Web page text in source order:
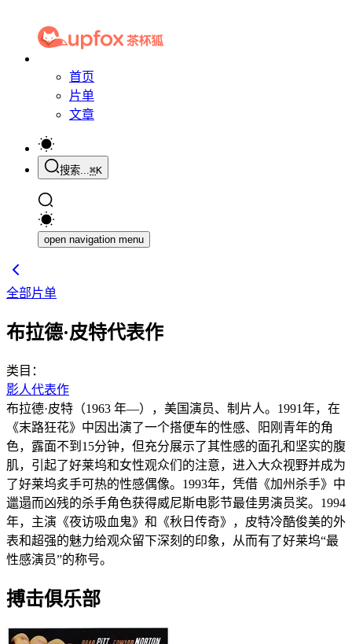
首页
片单
文章
搜索...⌘K
open navigation menu
全部片单
布拉德·皮特代表作
类目：
影人代表作
布拉德·皮特（1963 年—），美国演员、制片人。1991年，在
《末路狂花》中因出演了一个搭便车的性感、阳刚青年的角
色，露面不到15分钟，但充分展示了其性感的面孔和坚实的腹
肌，引起了好莱坞和女性观众们的注意，进入大众视野并成为
了好莱坞炙手可热的性感偶像。1993年，凭借《加州杀手》中
邋遢而凶残的杀手角色获得威尼斯电影节最佳男演员奖。1994
年，主演《夜访吸血鬼》和《秋日传奇》，皮特冷酷俊美的外
表和超强的魅力给观众留下深刻的印象，从而有了好莱坞“最
性感演员”的称号。
搏击俱乐部